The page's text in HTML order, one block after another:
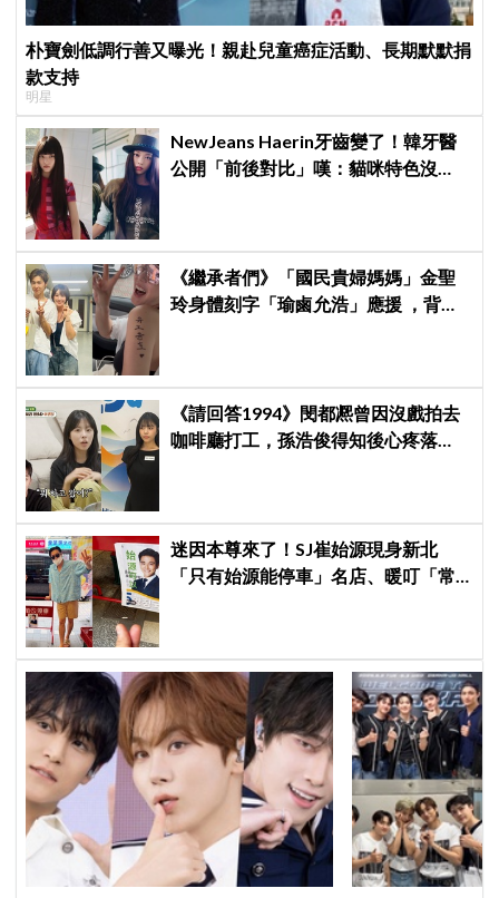
朴寶劍低調行善又曝光！親赴兒童癌症活動、長期默默捐
款支持
明星
NewJeans Haerin牙齒變了！韓牙醫
公開「前後對比」嘆：貓咪特色沒
《繼承者們》「國民貴婦媽媽」金聖
玲身體刻字「瑜鹵允浩」應援 ，背後
《請回答1994》閔都凞曾因沒戲拍去
咖啡廳打工，孫浩俊得知後心疼落
迷因本尊來了！SJ崔始源現身新北
「只有始源能停車」名店、暖叮「常